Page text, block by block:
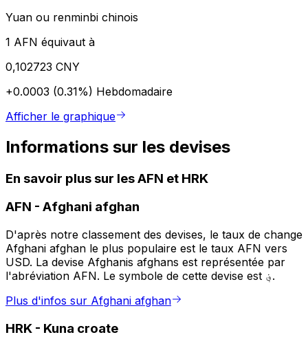
Yuan ou renminbi chinois
1 AFN équivaut à
0,102723 CNY
+0.0003 (0.31%) Hebdomadaire
Afficher le graphique
Informations sur les devises
En savoir plus sur les AFN et HRK
AFN - Afghani afghan
D'après notre classement des devises, le taux de change
Afghani afghan le plus populaire est le taux AFN vers
USD. La devise Afghanis afghans est représentée par
l'abréviation AFN. Le symbole de cette devise est ؋.
Plus d'infos sur Afghani afghan
HRK - Kuna croate